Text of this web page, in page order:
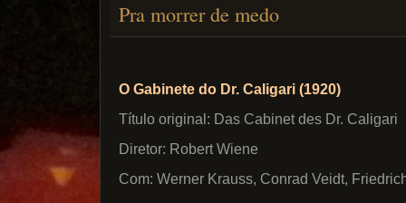
Pra morrer de medo
O Gabinete do Dr. Caligari (1920)
Título original: Das Cabinet des Dr. Caligari
Diretor: Robert Wiene
Com: Werner Krauss, Conrad Veidt,